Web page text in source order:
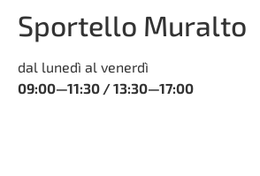
Sportello Muralto
dal lunedì al venerdì
09:00—11:30 / 13:30—17:00